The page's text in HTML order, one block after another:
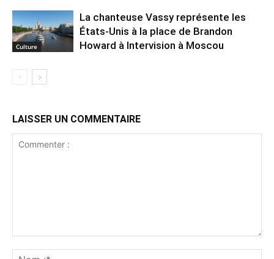
Culture
La chanteuse Vassy représente les
États-Unis à la place de Brandon
Howard à Intervision à Moscou
LAISSER UN COMMENTAIRE